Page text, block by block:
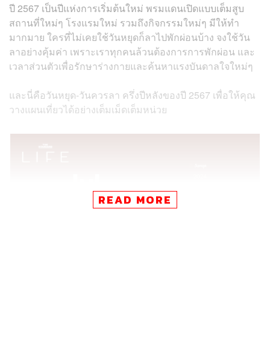
ปี 2567 เป็นปีแห่งการเริ่มต้นใหม่ พรมแดนเปิดแบบเต็มสูบ
สถานที่ใหม่ๆ โรงแรมใหม่ รวมถึงกิจกรรมใหม่ๆ มีให้ทำ
มากมาย ใครที่ไม่เคยใช้วันหยุดก็ลาไปพักผ่อนบ้าง จงใช้วัน
ลาอย่างคุ้มค่า เพราะเราทุกคนล้วนต้องการการพักผ่อน และ
เวลาส่วนตัวเพื่อรักษาร่างกายและค้นหาแรงบันดาลใจใหม่ๆ
และนี่คือวันหยุด-วันควรลา ครึ่งปีหลังของปี 2567 เพื่อให้คุณ
วางแผนเที่ยวได้อย่างเต็มเม็ดเต็มหน่วย
READ MORE